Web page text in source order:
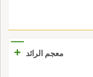
معجم الرائد +